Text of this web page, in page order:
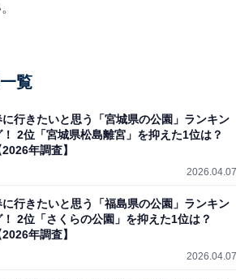
覧
に行きたいと思う「宮城県の公園」ランキン
！ 2位「宮城県松島離宮」を抑えた1位は？
2026年調査】
2026.04.07
に行きたいと思う「福島県の公園」ランキン
！ 2位「さくらの公園」を抑えた1位は？
2026年調査】
2026.04.07